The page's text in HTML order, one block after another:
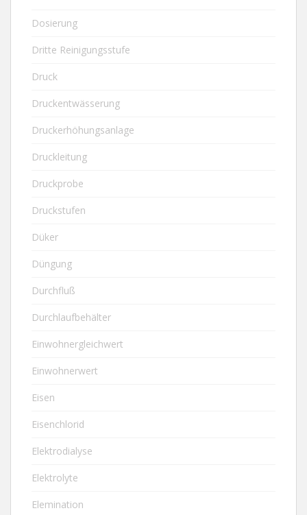
Dosierung
Dritte Reinigungsstufe
Druck
Druckentwässerung
Druckerhöhungsanlage
Druckleitung
Druckprobe
Druckstufen
Düker
Düngung
Durchfluß
Durchlaufbehälter
Einwohnergleichwert
Einwohnerwert
Eisen
Eisenchlorid
Elektrodialyse
Elektrolyte
Elemination